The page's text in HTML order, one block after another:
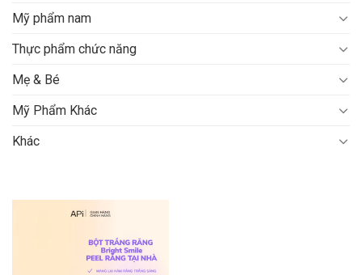
Mỹ phẩm nam
Thực phẩm chức năng
Mẹ & Bé
Mỹ Phẩm Khác
Khác